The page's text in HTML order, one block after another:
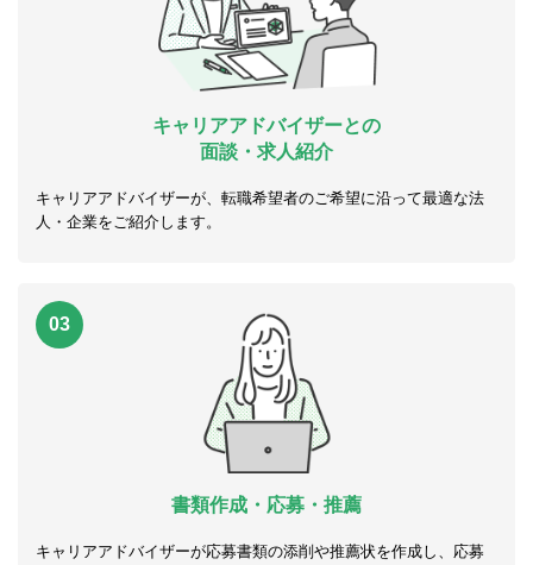
キャリアアドバイザーとの
面談・求人紹介
キャリアアドバイザーが、転職希望者のご希望に沿って最適な法
人・企業をご紹介します。
03
書類作成・応募・推薦
キャリアアドバイザーが応募書類の添削や推薦状を作成し、応募